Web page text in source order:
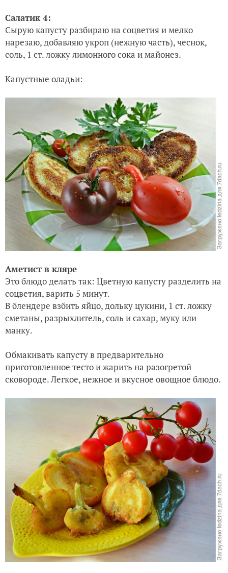
Салатик 4:
Сырую капусту разбираю на соцветия и мелко
нарезаю, добавляю укроп (нежную часть), чеснок,
соль, 1 ст. ложку лимонного сока и майонез.
Капустные оладьи:
Аметист в кляре
Это блюдо делать так: Цветную капусту разделить на
соцветия, варить 5 минут.
В блендере взбить яйцо, дольку цукини, 1 ст. ложку
сметаны, разрыхлитель, соль и сахар, муку или
манку.
Обмакивать капусту в предварительно
приготовленное тесто и жарить на разогретой
сковороде. Легкое, нежное и вкусное овощное блюдо.